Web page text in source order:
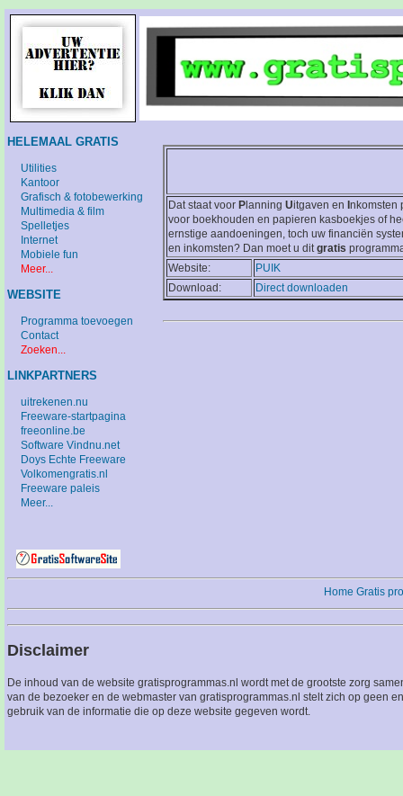
Dat staat voor P lanning Uitgaven en nkomsten
voor boekhouden en papieren kasboekjes of
ernstige aandoeningen, toch uw financiën
en inkomsten? Dan moet u ditgratis
Website:
PUIK
Download:
Direct downloaden
HELEMAAL GRATIS
Utilities
Kantoor
Grafisch & fotobewerking
Multimedia & film
Spelletjes
Internet
Mobiele fun
Meer...
WEBSITE
Programma toevoegen
Contact
Zoeken...
LINKPARTNERS
uitrekenen.nu
Freeware-startpagina
freeonline.be
Software Vindnu.net
Doys Echte Freeware
Volkomengratis.nl
Freeware paleis
Meer...
Home Gratis
Disclaimer
De inhoud van de website gratisprogrammas.nl wordt met de grootste zorg
van de bezoeker en de webmaster van gratisprogrammas.nl stelt zich op geen
gebruik van de informatie die op deze website gegeven wordt.